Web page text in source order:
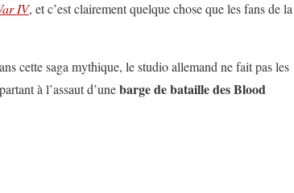
IV, et c’est clairement quelque chose que les fans de la
cette saga mythique, le studio allemand ne fait pas les
à l’assaut d’unebarge de bataille des Blood